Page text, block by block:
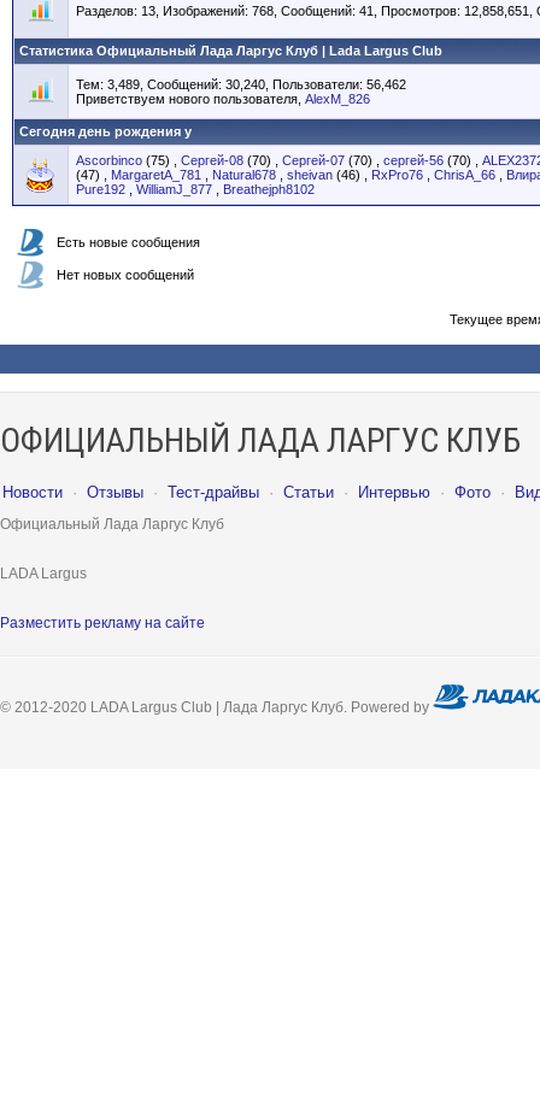
Разделов: 13, Изображений: 768, Сообщений: 41, Просмотров:
Статистика Официальный Лада Ларгус Клуб | Lada Largus Club
Тем: 3,489, Сообщений: 30,240, Пользователи: 56,462
Приветствуем нового пользователя, AlexM_826
Сегодня день рождения у
Ascorbinco (75) Сергей-08 (70) Сергей-07 (70) сергей-56 (70)
(47)
MargaretA_781 Natural678 sheivan (46) RxPro76 ChrisA_66
Pure192
WilliamJ_877 Breathejph8102
Есть новые сообщения
Нет новых сообщений
Текущее
ОФИЦИАЛЬНЫЙ ЛАДА ЛАРГУС КЛУБ
Новости · Отзывы · Тест-драйвы · Статьи · Интервью · Фото ·
Официальный Лада Ларгус Клуб
LADA Largus
Разместить рекламу на сайте
© 2012-2020 LADA Largus Club | Лада Ларгус Клуб. Powered by